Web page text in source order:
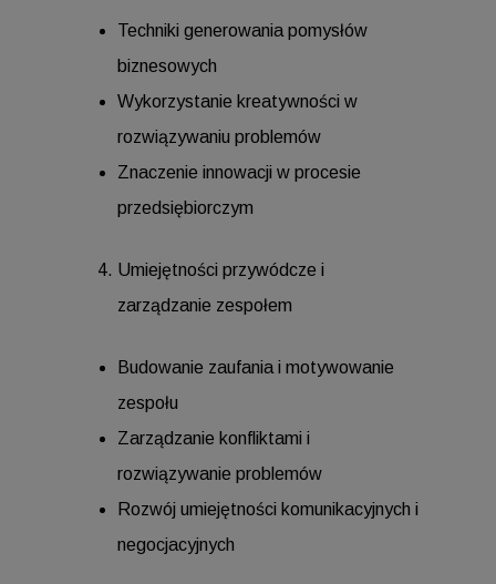
Techniki generowania pomysłów
biznesowych
Wykorzystanie kreatywności w
rozwiązywaniu problemów
Znaczenie innowacji w procesie
przedsiębiorczym
Umiejętności przywódcze i
zarządzanie zespołem
Budowanie zaufania i motywowanie
zespołu
Zarządzanie konfliktami i
rozwiązywanie problemów
Rozwój umiejętności komunikacyjnych i
negocjacyjnych